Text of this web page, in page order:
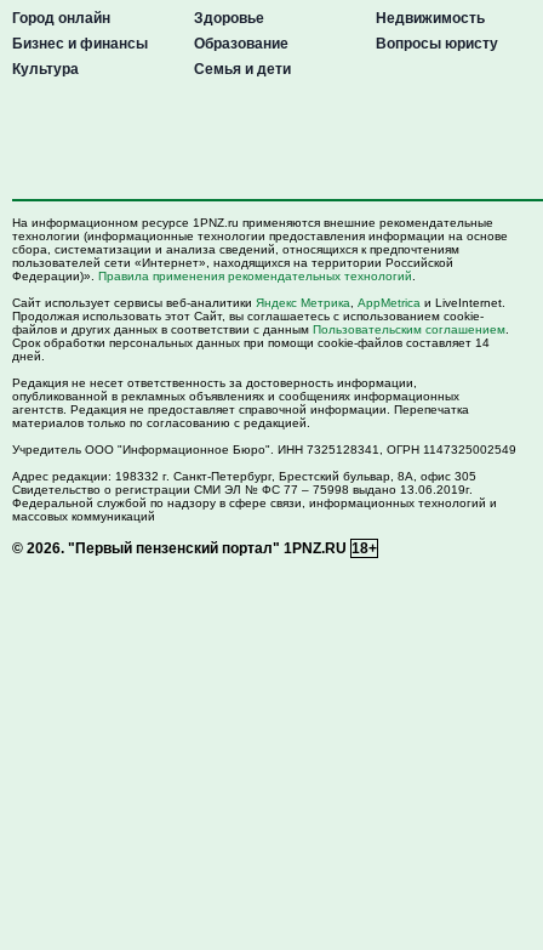
Город онлайн
Бизнес и финансы
Культура
Здоровье
Образование
Семья и дети
Недвижимость
Вопросы юристу
На информационном ресурсе 1PNZ.ru применяются внешние рекомендательные
технологии (информационные технологии предоставления информации на основе
сбора, систематизации и анализа сведений, относящихся к предпочтениям
пользователей сети «Интернет», находящихся на территории Российской
Федерации)». Правила применения рекомендательных технологий
Сайт использует сервисы веб-аналитики Яндекс Метрика AppMetrica и LiveInternet.
Продолжая использовать этот Сайт, вы соглашаетесь с использованием cookie-
файлов и других данных в соответствии с данным Пользовательским соглашением
Срок обработки персональных данных при помощи cookie-файлов составляет 14
дней.
Редакция не несет ответственность за достоверность информации,
опубликованной в рекламных объявлениях и сообщениях информационных
агентств. Редакция не предоставляет справочной информации. Перепечатка
материалов только по согласованию с редакцией.
Учредитель ООО "Информационное Бюро". ИНН 7325128341, ОГРН 1147325002549
Адрес редакции: 198332 г. Санкт-Петербург, Брестский бульвар, 8А, офис 305
Свидетельство о регистрации СМИ ЭЛ № ФС 77 – 75998 выдано 13.06.2019г.
Федеральной службой по надзору в сфере связи, информационных технологий и
массовых коммуникаций
© 2026. "Первый пензенский портал" 1PNZ.RU 18+